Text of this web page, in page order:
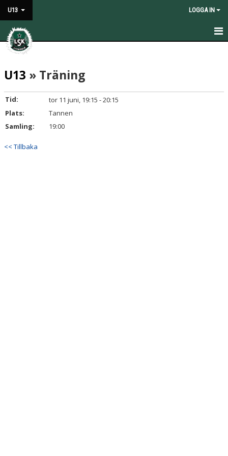
U13 LOGGA IN
HEM
NYHETER
KALENDER
MATCHER
U13 » Träning
Tid:
tor 11 juni, 19:15 - 20:15
Plats:
Tannen
Samling:
19:00
<< Tillbaka